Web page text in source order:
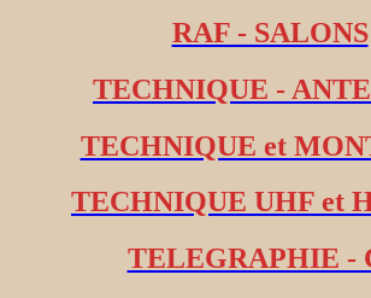
RAF - SALONS
TECHNIQUE -
TECHNIQUE et
TECHNIQUE UHF et
TELEGRAPHIE -